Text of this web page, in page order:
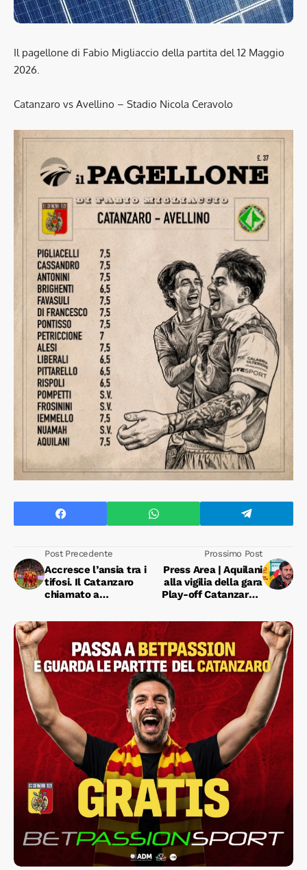
Il pagellone di Fabio Migliaccio della partita del 12 Maggio
2026.
Catanzaro vs Avellino – Stadio Nicola Ceravolo
Post Precedente
Accresce l’ansia tra i
tifosi. Il Catanzaro
chiamato a
Palermo quanto di
buono espresso con
l’Avellino
Prossimo Post
Press Area | Aquilani
alla vigilia della gara
Play-off Catanzaro -